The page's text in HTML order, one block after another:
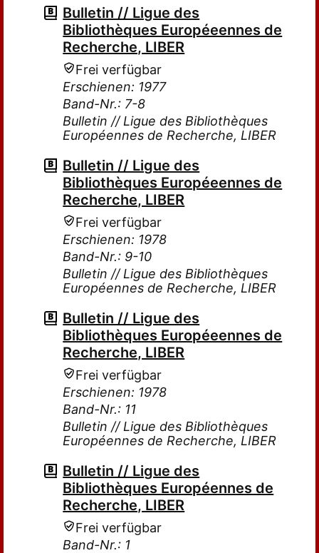
Bulletin // Ligue des
Bibliothèques Européeennes de
Recherche, LIBER
Frei verfügbar
Erschienen: 1977
Band-Nr.: 7-8
Bulletin // Ligue des Bibliothèques
Européennes de Recherche, LIBER
Bulletin // Ligue des
Bibliothèques Européeennes de
Recherche, LIBER
Frei verfügbar
Erschienen: 1978
Band-Nr.: 9-10
Bulletin // Ligue des Bibliothèques
Européennes de Recherche, LIBER
Bulletin // Ligue des
Bibliothèques Européeennes de
Recherche, LIBER
Frei verfügbar
Erschienen: 1978
Band-Nr.: 11
Bulletin // Ligue des Bibliothèques
Européennes de Recherche, LIBER
Bulletin // Ligue des
Bibliothèques Européennes de
Recherche, LIBER
Frei verfügbar
Band-Nr.: 1